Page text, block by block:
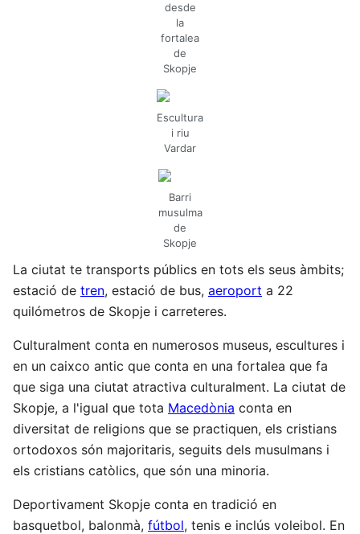
desde
la
fortalea
de
Skopje
Escultura
i riu
Vardar
Barri
musulma
de
Skopje
La ciutat te transports públics en tots els seus àmbits;
estació de tren, estació de bus, aeroport a 22
quilómetros de Skopje i carreteres.
Culturalment conta en numerosos museus, escultures i
en un caixco antic que conta en una fortalea que fa
que siga una ciutat atractiva culturalment. La ciutat de
Skopje, a l'igual que tota Macedònia conta en
diversitat de religions que se practiquen, els cristians
ortodoxos són majoritaris, seguits dels musulmans i
els cristians catòlics, que són una minoria.
Deportivament Skopje conta en tradició en
basquetbol, balonmà, fútbol, tenis e inclús voleibol. En